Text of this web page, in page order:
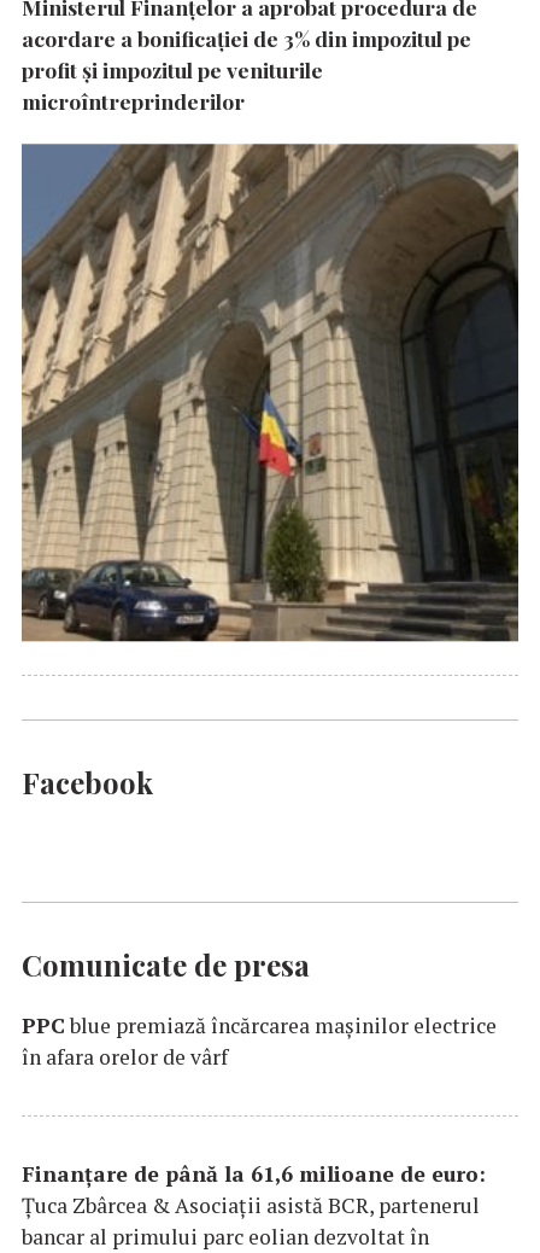
Ministerul Finanțelor a aprobat procedura de
acordare a bonificației de 3% din impozitul pe
profit și impozitul pe veniturile
microîntreprinderilor
Facebook
Comunicate de presa
PPCblue premiază încărcarea maşinilor electrice
în afara orelor de vârf
Finanțare de până la 61,6 milioane de euro:
Țuca Zbârcea & Asociații asistă BCR, partenerul
bancar al primului parc eolian dezvoltat în